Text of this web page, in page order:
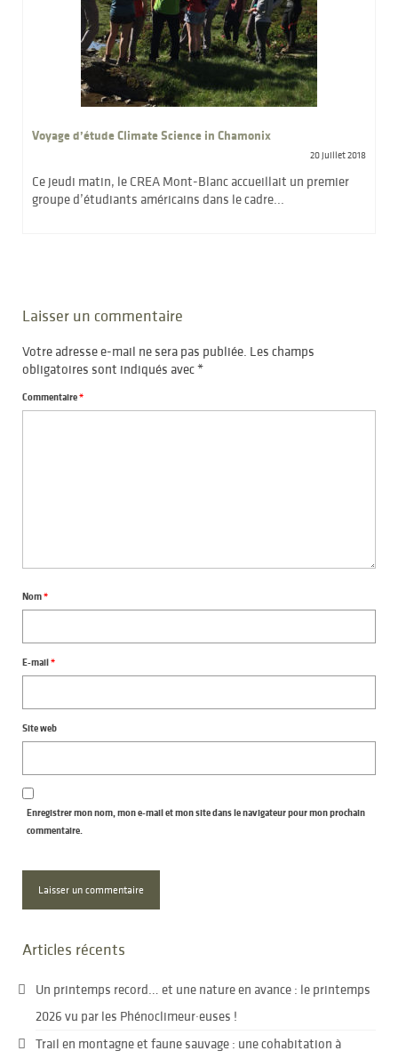
Voyage d’étude Climate Science in Chamonix
20 juillet 2018
Ce jeudi matin, le CREA Mont-Blanc accueillait un premier
groupe d’étudiants américains dans le cadre...
Laisser un commentaire
Votre adresse e-mail ne sera pas publiée. Les champs
obligatoires sont indiqués avec*
Commentaire*
Nom*
E-mail*
Site web
Enregistrer mon nom, mon e-mail et mon site dans le navigateur pour mon prochain
commentaire.
Articles récents
Un printemps record… et une nature en avance : le printemps
2026 vu par les Phénoclimeur·euses !
Trail en montagne et faune sauvage : une cohabitation à